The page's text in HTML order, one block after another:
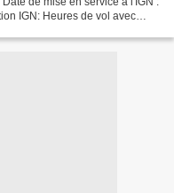
IGN: Heures de vol avec